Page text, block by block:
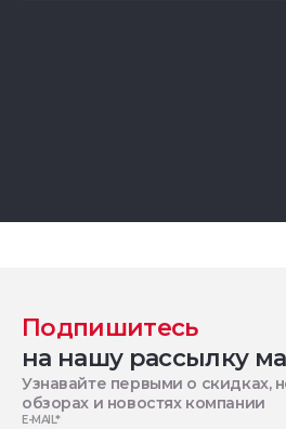
Подпишитесь
на нашу рассылку
Узнавайте первыми о скидках,
обзорах и новостях компании
E-MAIL*